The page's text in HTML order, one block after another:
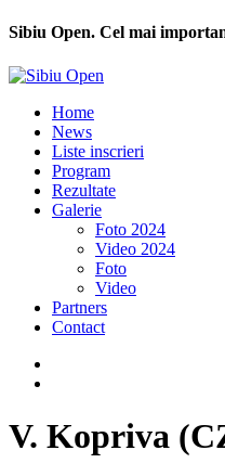
Sibiu Open. Cel mai
Home
News
Liste inscrieri
Program
Rezultate
Galerie
Foto 2024
Video 2024
Foto
Video
Partners
Contact
V. Kopriva